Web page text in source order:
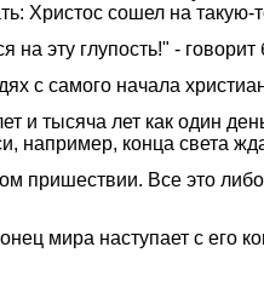
Христос сошел на такую-
эту глупость!" - говорит
с самого начала
и тысяча лет как один
например, конца света
пришествии. Все это
мира наступает с его